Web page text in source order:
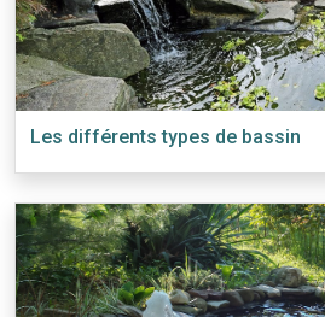
Les différents types de bassin